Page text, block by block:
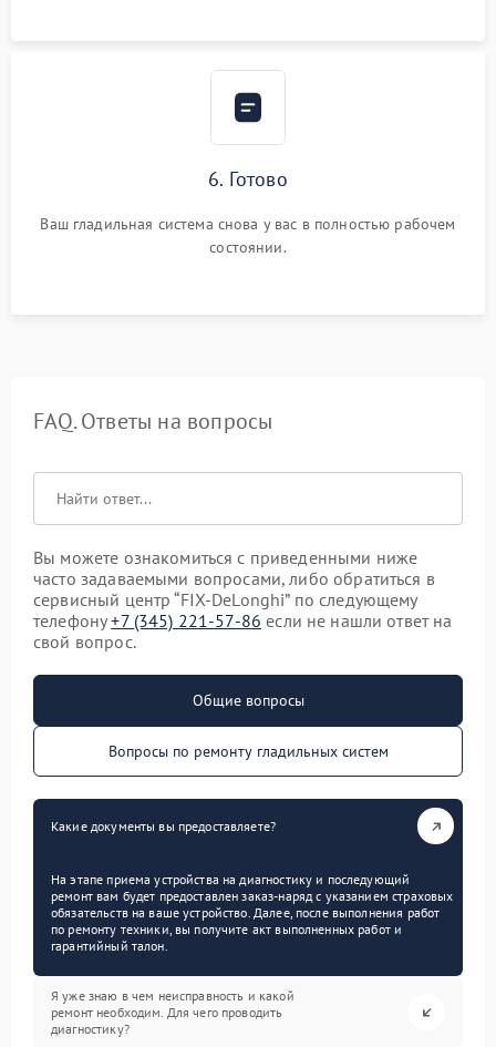
6. Готово
Ваш гладильная система снова у вас в полностью рабочем
состоянии.
FAQ. Ответы на вопросы
Вы можете ознакомиться с приведенными ниже
часто задаваемыми вопросами, либо обратиться в
сервисный центр “FIX-DeLonghi” по следующему
телефону+7 (345) 221-57-86 если не нашли ответ на
свой вопрос.
Общие вопросы
Вопросы по ремонту гладильных систем
Какие документы вы предоставляете?
На этапе приема устройства на диагностику и последующий
ремонт вам будет предоставлен заказ-наряд с указанием страховых
обязательств на ваше устройство. Далее, после выполнения работ
по ремонту техники, вы получите акт выполненных работ и
гарантийный талон.
Я уже знаю в чем неисправность и какой
ремонт необходим. Для чего проводить
диагностику?